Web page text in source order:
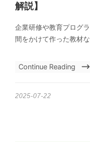
解説】
企業研修や教育プログ
間をかけて作った教材
Continue Reading
2025-07-22